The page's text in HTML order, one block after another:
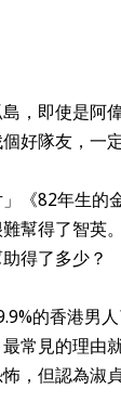
，即使是阿
好隊友，一
《82年生的
幫得了智英
得了多少？
的香港男
常見的理由
，但認為淑